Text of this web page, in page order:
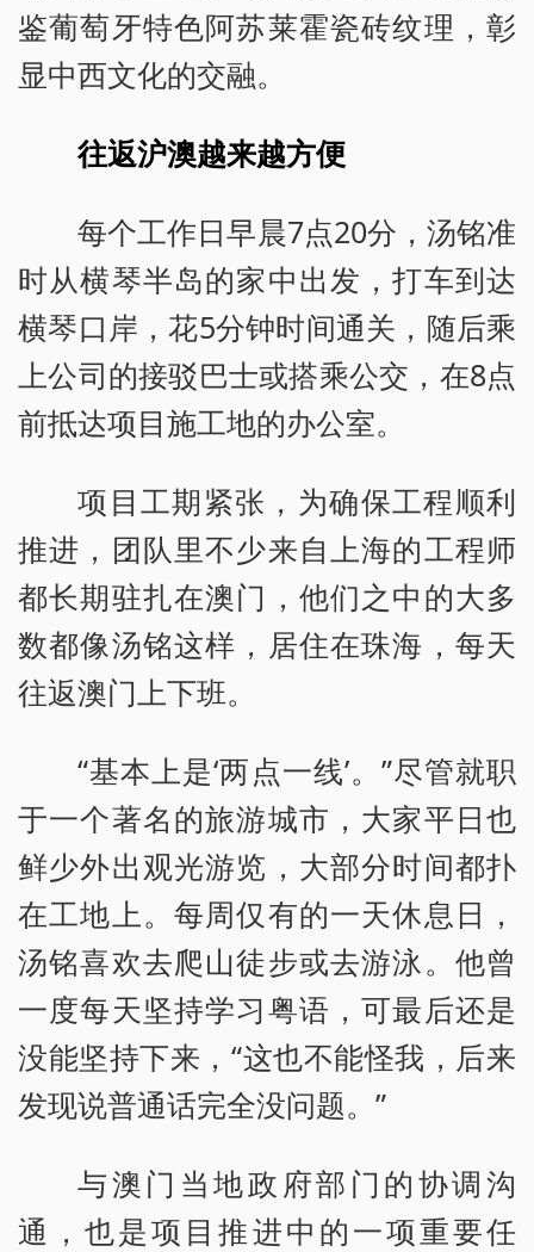
鉴葡萄牙特色阿苏莱霍瓷砖纹理，彰
显中西文化的交融。
往返沪澳越来越方便
每个工作日早晨7点20分，汤铭准
时从横琴半岛的家中出发，打车到达
横琴口岸，花5分钟时间通关，随后乘
上公司的接驳巴士或搭乘公交，在8点
前抵达项目施工地的办公室。
项目工期紧张，为确保工程顺利
推进，团队里不少来自上海的工程师
都长期驻扎在澳门，他们之中的大多
数都像汤铭这样，居住在珠海，每天
往返澳门上下班。
“基本上是‘两点一线’。”尽管就职
于一个著名的旅游城市，大家平日也
鲜少外出观光游览，大部分时间都扑
在工地上。每周仅有的一天休息日，
汤铭喜欢去爬山徒步或去游泳。他曾
一度每天坚持学习粤语，可最后还是
没能坚持下来，“这也不能怪我，后来
发现说普通话完全没问题。”
与澳门当地政府部门的协调沟
通，也是项目推进中的一项重要任